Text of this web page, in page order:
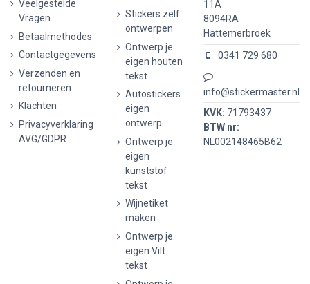
Veelgestelde
Vragen
Betaalmethodes
Contactgegevens
Verzenden en
retourneren
Klachten
Privacyverklaring
AVG/GDPR
Stickers zelf
ontwerpen
Ontwerp je
eigen houten
tekst
Autostickers
eigen
ontwerp
Ontwerp je
eigen
kunststof
tekst
Wijnetiket
maken
Ontwerp je
eigen Vilt
tekst
11A
8094RA
Hattemerbroek
0341 729 680
info@stickermaster.nl
KVK: 71793437
BTW nr:
NL002148465B62